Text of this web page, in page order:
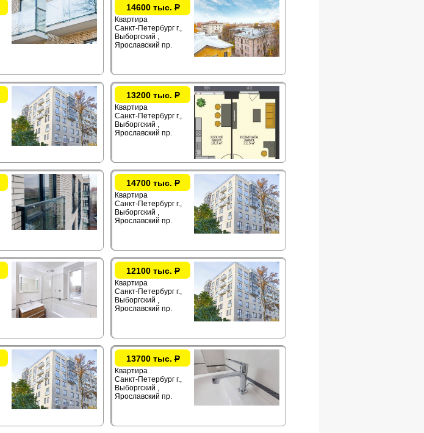
14600 тыс.Р
Квартира
Санкт-Петербург г.,
Выборгский ,
Ярославский пр.
13200 тыс.Р
Квартира
Санкт-Петербург г.,
Выборгский ,
Ярославский пр.
14700 тыс.Р
Квартира
Санкт-Петербург г.,
Выборгский ,
Ярославский пр.
12100 тыс.Р
Квартира
Санкт-Петербург г.,
Выборгский ,
Ярославский пр.
13700 тыс.Р
Квартира
Санкт-Петербург г.,
Выборгский ,
Ярославский пр.